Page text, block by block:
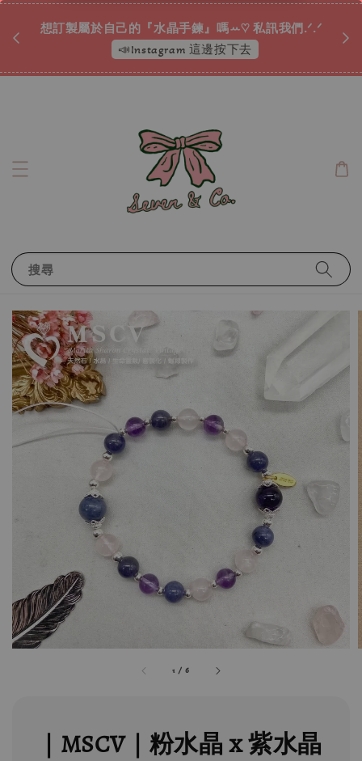
想訂製屬於自己的『水晶手鍊』嗎ꕀ♡ 私訊我們.ᐟ.ᐟ
📣Instagram 這邊按下去
搜尋
1 /6
｜MSCV｜粉水晶 x 紫水晶